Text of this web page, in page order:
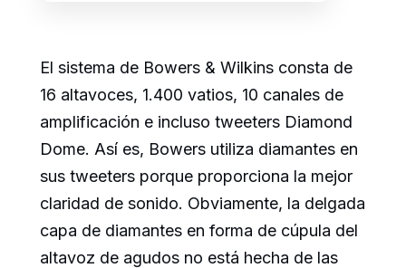
El sistema de Bowers & Wilkins consta de
16 altavoces, 1.400 vatios, 10 canales de
amplificación e incluso tweeters Diamond
Dome. Así es, Bowers utiliza diamantes en
sus tweeters porque proporciona la mejor
claridad de sonido. Obviamente, la delgada
capa de diamantes en forma de cúpula del
altavoz de agudos no está hecha de las